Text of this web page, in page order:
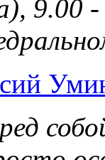
9.00